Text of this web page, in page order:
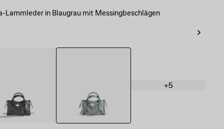
Lammleder in Blaugrau mit Messingbeschlägen
Blaugrau
+5